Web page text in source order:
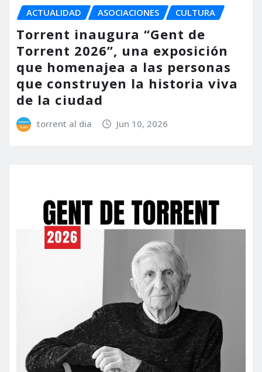
ACTUALIDAD ASOCIACIONES CULTURA
Torrent inaugura “Gent de
Torrent 2026”, una exposición
que homenajea a las personas
que construyen la historia viva
de la ciudad
torrent al dia Jun 10, 2026